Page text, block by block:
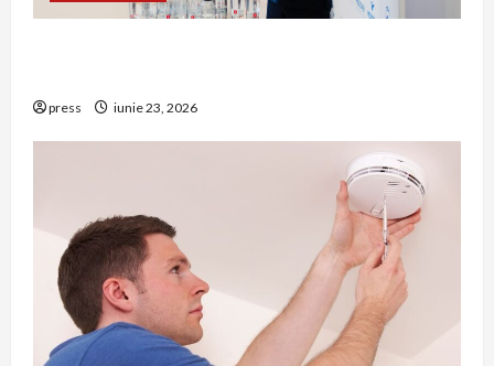
press iunie 23, 2026